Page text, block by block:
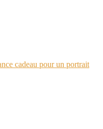
cadeau pour un portrait